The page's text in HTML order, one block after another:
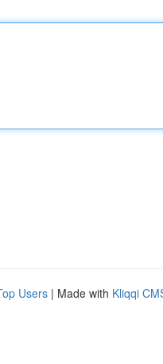
Users | Made with Kliqqi